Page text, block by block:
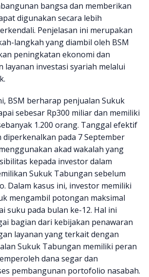
bangsa dan memberikan
digunakan secara lebih
Penjelasan ini merupakan
langkah yang diambil oleh BSM
peningkatan ekonomi dan
layanan investasi syariah melalui
BSM berharap penjualan Sukuk
sebesar Rp300 miliar dan memiliki
1.200 orang. Tanggal efektif
pada 7 September
akad wakalah yang
kepada investor dalam
Sukuk Tabungan sebelum
Dalam kasus ini, investor memiliki
mengambil potongan maksimal
suku pada bulan ke-12. Hal ini
bagian dari kebijakan penawaran
layanan yang terkait dengan
Sukuk Tabungan memiliki peran
dana segar dan
pembangunan portofolio nasabah.